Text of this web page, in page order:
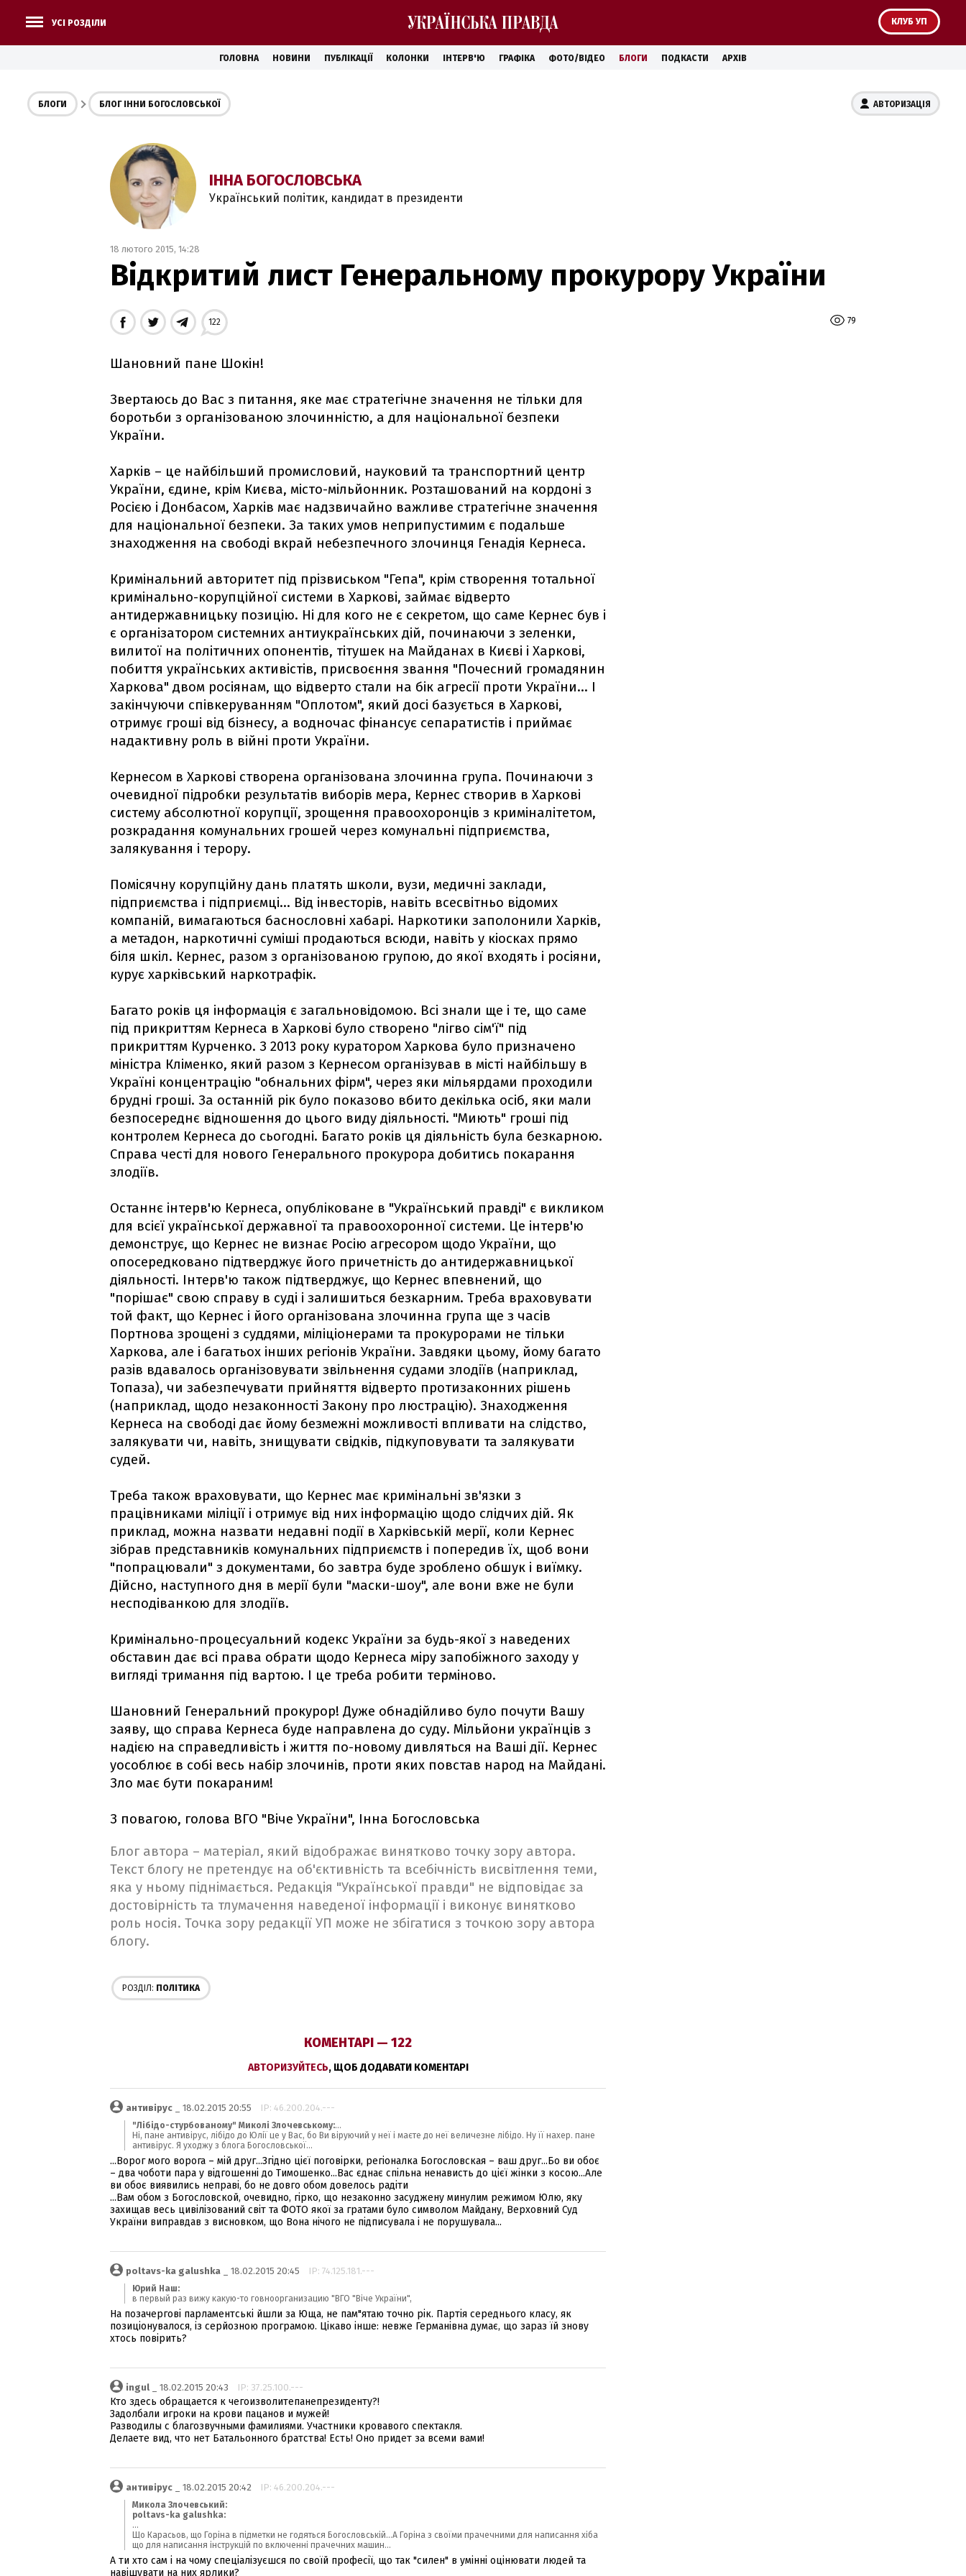
УСІ РОЗДІЛИ КЛУБ УП
ГОЛОВНА НОВИНИ ПУБЛІКАЦІЇ КОЛОНКИ ІНТЕРВ'Ю ГРАФІКА ФОТО/ВІДЕО БЛОГИ ПОДКАСТИ АРХІВ
АВТОРИЗАЦІЯ
БЛОГИ БЛОГ ІННИ БОГОСЛОВСЬКОЇ
ІННА БОГОСЛОВСЬКА
Український політик, кандидат в президенти
18 лютого 2015, 14:28
Відкритий лист Генеральному прокурору України
79
122
Шановний пане Шокін!
Звертаюсь до Вас з питання, яке має стратегічне значення не тільки для
боротьби з організованою злочинністю, а для національної безпеки
України.
Харків – це найбільший промисловий, науковий та транспортний центр
України, єдине, крім Києва, місто-мільйонник. Розташований на кордоні з
Росією і Донбасом, Харків має надзвичайно важливе стратегічне значення
для національної безпеки. За таких умов неприпустимим є подальше
знаходження на свободі вкрай небезпечного злочинця Генадія Кернеса.
Кримінальний авторитет під прізвиськом "Гепа", крім створення тотальної
кримінально-корупційної системи в Харкові, займає відверто
антидержавницьку позицію. Ні для кого не є секретом, що саме Кернес був і
є організатором системних антиукраїнських дій, починаючи з зеленки,
вилитої на політичних опонентів, тітушек на Майданах в Києві і Харкові,
побиття українських активістів, присвоєння звання "Почесний громадянин
Харкова" двом росіянам, що відверто стали на бік агресії проти України... І
закінчуючи співкеруванням "Оплотом", який досі базується в Харкові,
отримує гроші від бізнесу, а водночас фінансує сепаратистів і приймає
надактивну роль в війні проти України.
Кернесом в Харкові створена організована злочинна група. Починаючи з
очевидної підробки результатів виборів мера, Кернес створив в Харкові
систему абсолютної корупції, зрощення правоохоронців з криміналітетом,
розкрадання комунальних грошей через комунальні підприємства,
залякування і терору.
Помісячну корупційну дань платять школи, вузи, медичні заклади,
підприємства і підприємці... Від інвесторів, навіть всесвітньо відомих
компаній, вимагаються баснословні хабарі. Наркотики заполонили Харків,
а метадон, наркотичні суміші продаються всюди, навіть у кіосках прямо
біля шкіл. Кернес, разом з організованою групою, до якої входять і росіяни,
курує харківський наркотрафік.
Багато років ця інформація є загальновідомою. Всі знали ще і те, що саме
під прикриттям Кернеса в Харкові було створено "лігво сім'ї" під
прикриттям Курченко. З 2013 року куратором Харкова було призначено
міністра Кліменко, який разом з Кернесом організував в місті найбільшу в
Україні концентрацію "обнальних фірм", через яки мільярдами проходили
брудні гроші. За останній рік було показово вбито декілька осіб, яки мали
безпосереднє відношення до цього виду діяльності. "Миють" гроші під
контролем Кернеса до сьогодні. Багато років ця діяльність була безкарною.
Справа честі для нового Генерального прокурора добитись покарання
злодіїв.
Останнє інтерв'ю Кернеса, опубліковане в "Український правді" є викликом
для всієї української державної та правоохоронної системи. Це інтерв'ю
демонструє, що Кернес не визнає Росію агресором щодо України, що
опосередковано підтверджує його причетність до антидержавницької
діяльності. Інтерв'ю також підтверджує, що Кернес впевнений, що
"порішає" свою справу в суді і залишиться безкарним. Треба враховувати
той факт, що Кернес і його організована злочинна група ще з часів
Портнова зрощені з суддями, міліціонерами та прокурорами не тільки
Харкова, але і багатьох інших регіонів України. Завдяки цьому, йому багато
разів вдавалось організовувати звільнення судами злодіїв (наприклад,
Топаза), чи забезпечувати прийняття відверто протизаконних рішень
(наприклад, щодо незаконності Закону про люстрацію). Знаходження
Кернеса на свободі дає йому безмежні можливості впливати на слідство,
залякувати чи, навіть, знищувати свідків, підкуповувати та залякувати
судей.
Треба також враховувати, що Кернес має кримінальні зв'язки з
працівниками міліції і отримує від них інформацію щодо слідчих дій. Як
приклад, можна назвати недавні події в Харківській мерії, коли Кернес
зібрав представників комунальних підприємств і попередив їх, щоб вони
"попрацювали" з документами, бо завтра буде зроблено обшук і виїмку.
Дійсно, наступного дня в мерії були "маски-шоу", але вони вже не були
несподіванкою для злодіїв.
Кримінально-процесуальний кодекс України за будь-якої з наведених
обставин дає всі права обрати щодо Кернеса міру запобіжного заходу у
вигляді тримання під вартою. І це треба робити терміново.
Шановний Генеральний прокурор! Дуже обнадійливо було почути Вашу
заяву, що справа Кернеса буде направлена до суду. Мільйони українців з
надією на справедливість і життя по-новому дивляться на Ваші дії. Кернес
уособлює в собі весь набір злочинів, проти яких повстав народ на Майдані.
Зло має бути покараним!
З повагою, голова ВГО "Віче України", Інна Богословська
Блог автора – матеріал, який відображає винятково точку зору автора.
Текст блогу не претендує на об'єктивність та всебічність висвітлення теми,
яка у ньому піднімається. Редакція "Української правди" не відповідає за
достовірність та тлумачення наведеної інформації і виконує винятково
роль носія. Точка зору редакції УП може не збігатися з точкою зору автора
блогу.
РОЗДІЛ: ПОЛІТИКА
КОМЕНТАРІ — 122
АВТОРИЗУЙТЕСЬ, ЩОБ ДОДАВАТИ КОМЕНТАРІ
антивірус _ 18.02.2015 20:55 IP: 46.200.204.---
"Лібідо-стурбованому" Миколі Злочевському:...
Ні, пане антивірус, лібідо до Юлії це у Вас, бо Ви віруючий у неї і маєте до неї величезне лібідо. Ну її нахер. пане
антивірус. Я уходжу з блога Богословської...
...Ворог мого ворога – мій друг...Згідно цієї поговірки, регіоналка Богословская – ваш друг...Бо ви обоє
– два чоботи пара у відгошенні до Тимошенко...Вас єднає спільна ненависть до цієї жінки з косою...Але
ви обоє виявились неправі, бо не довго обом довелось радіти
...Вам обом з Богословской, очевидно, гірко, що незаконно засуджену минулим режимом Юлю, яку
захищав весь цивілізований світ та ФОТО якої за гратами було символом Майдану, Верховний Суд
України виправдав з висновком, що Вона нічого не підписувала і не порушувала...
poltavs-ka galushka _ 18.02.2015 20:45 IP: 74.125.181.---
Юрий Наш:
в первый раз вижу какую-то говноорганизацию "ВГО "Віче України",
На позачергові парламентські йшли за Юща, не пам"ятаю точно рік. Партія середнього класу, як
позиціонувалося, із серйозною програмою. Цікаво інше: невже Германівна думає, що зараз їй знову
хтось повірить?
ingul _ 18.02.2015 20:43 IP: 37.25.100.---
Кто здесь обращается к чегоизволитепанепрезиденту?!
Задолбали игроки на крови пацанов и мужей!
Разводилы с благозвучными фамилиями. Участники кровавого спектакля.
Делаете вид, что нет Батальонного братства! Есть! Оно придет за всеми вами!
антивірус _ 18.02.2015 20:42 IP: 46.200.204.---
Микола Злочевський:
poltavs-ka galushka:
...
Що Карасьов, що Горіна в підметки не годяться Богословській...А Горіна з своїми прачечними для написання хіба
що для написання інструкцій по включенні прачечних машин...
А ти хто сам і на чому спеціалізуєшся по своїй професії, що так "силен" в умінні оцінювати людей та
навішувати на них ярлики?